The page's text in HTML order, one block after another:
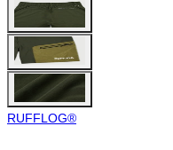
RUFFLOG®︎